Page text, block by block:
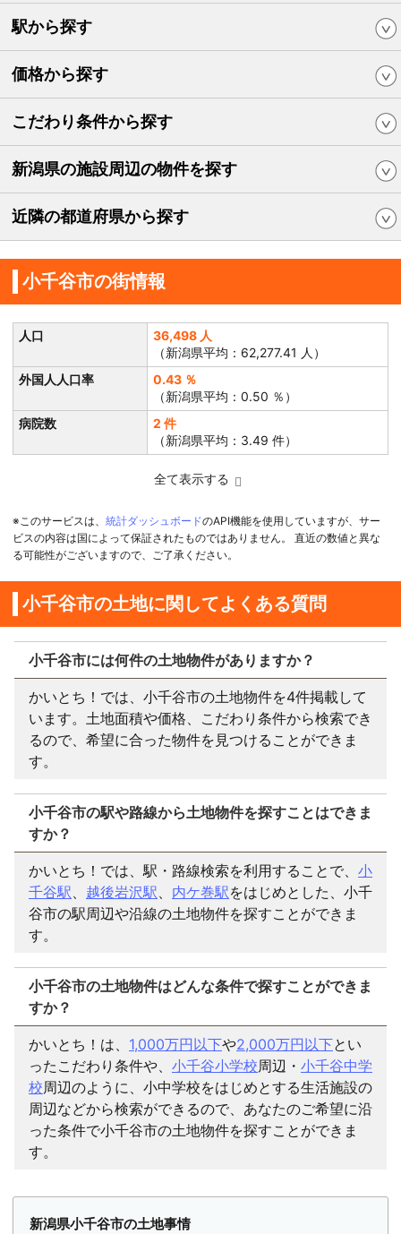
駅から探す
価格から探す
こだわり条件から探す
新潟県の施設周辺の物件を探す
近隣の都道府県から探す
小千谷市の街情報
人口
36,498 人
（新潟県平均：62,277.41 人）
外国人人口率
0.43 ％
（新潟県平均：0.50 ％）
病院数
2 件
（新潟県平均：3.49 件）
全て表示する
※このサービスは、 統計ダッシュボードのAPI機能を使用していますが、サー
ビスの内容は国によって保証されたものではありません。 直近の数値と異な
る可能性がございますので、ご了承ください。
小千谷市の土地に関してよくある質問
小千谷市には何件の土地物件がありますか？
かいとち！では、小千谷市の土地物件を4件掲載して
います。土地面積や価格、こだわり条件から検索でき
るので、希望に合った物件を見つけることができま
す。
小千谷市の駅や路線から土地物件を探すことはできま
すか？
かいとち！では、駅・路線検索を利用することで、 小
千谷駅、 越後岩沢駅、 内ケ巻駅をはじめとした、小千
谷市の駅周辺や沿線の土地物件を探すことができま
す。
小千谷市の土地物件はどんな条件で探すことができま
すか？
かいとち！は、 1,000万円以下や2,000万円以下とい
ったこだわり条件や、 小千谷小学校周辺・ 小千谷中学
校周辺のように、小中学校をはじめとする生活施設の
周辺などから検索ができるので、あなたのご希望に沿
った条件で小千谷市の土地物件を探すことができま
す。
新潟県小千谷市の土地事情